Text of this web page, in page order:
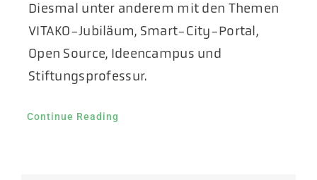
Diesmal unter anderem mit den Themen
VITAKO-Jubiläum, Smart-City-Portal,
Open Source, Ideencampus und
Stiftungsprofessur.
Continue Reading